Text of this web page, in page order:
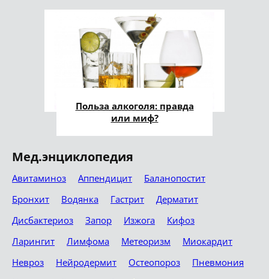
Польза алкоголя: правда
или миф?
Мед.энциклопедия
Авитаминоз Аппендицит
Баланопостит
Бронхит
Водянка Гастрит
Дерматит
Дисбактериоз
Запор Изжога
Кифоз
Ларингит
Лимфома Метеоризм
Миокардит
Невроз
Нейродермит Остеопороз
Пневмония